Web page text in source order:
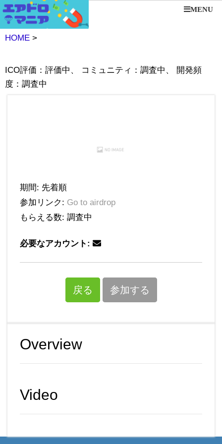
MENU
HOME >
ICO評価：評価中、 コミュニティ：調査中、 開発頻
度：調査中
期間: 先着順
参加リンク: Go to airdrop
もらえる数: 調査中
必要なアカウント:
戻る 参加する
Overview
Video